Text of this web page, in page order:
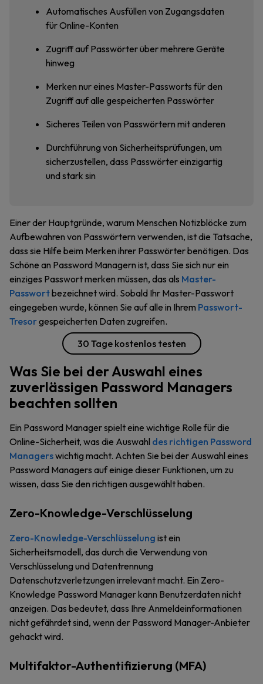
Automatisches Ausfüllen von Zugangsdaten
für Online-Konten
Zugriff auf Passwörter über mehrere Geräte
hinweg
Merken nur eines Master-Passworts für den
Zugriff auf alle gespeicherten Passwörter
Sicheres Teilen von Passwörtern mit anderen
Durchführung von Sicherheitsprüfungen, um
sicherzustellen, dass Passwörter einzigartig
und stark sin
Einer der Hauptgründe, warum Menschen Notizblöcke zum
Aufbewahren von Passwörtern verwenden, ist die Tatsache,
dass sie Hilfe beim Merken ihrer Passwörter benötigen. Das
Schöne an Password Managern ist, dass Sie sich nur ein
einziges Passwort merken müssen, das als Master-
Passwortbezeichnet wird. Sobald Ihr Master-Passwort
eingegeben wurde, können Sie auf alle in Ihrem Passwort-
Tresorgespeicherten Daten zugreifen.
30 Tage kostenlos testen
Was Sie bei der Auswahl eines
zuverlässigen Password Managers
beachten sollten
Ein Password Manager spielt eine wichtige Rolle für die
Online-Sicherheit, was die Auswahl des richtigen Password
Managerswichtig macht. Achten Sie bei der Auswahl eines
Password Managers auf einige dieser Funktionen, um zu
wissen, dass Sie den richtigen ausgewählt haben.
Zero-Knowledge-Verschlüsselung
Zero-Knowledge-Verschlüsselung ist ein
Sicherheitsmodell, das durch die Verwendung von
Verschlüsselung und Datentrennung
Datenschutzverletzungen irrelevant macht. Ein Zero-
Knowledge Password Manager kann Benutzerdaten nicht
anzeigen. Das bedeutet, dass Ihre Anmeldeinformationen
nicht gefährdet sind, wenn der Password Manager-Anbieter
gehackt wird.
Multifaktor-Authentifizierung (MFA)